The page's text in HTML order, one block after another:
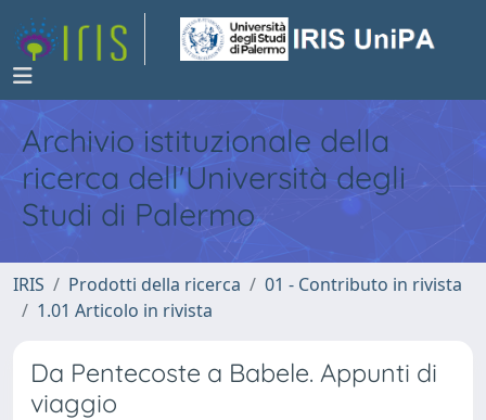
Archivio istituzionale della
ricerca dell'Università degli
Studi di Palermo
IRIS Prodotti della ricerca
01 - Contributo in rivista
1.01 Articolo in rivista
Da Pentecoste a Babele. Appunti di
viaggio